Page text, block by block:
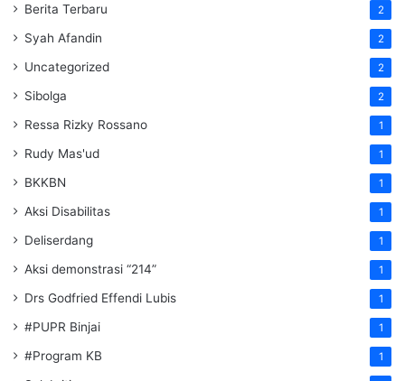
Berita Terbaru 2
Syah Afandin 2
Uncategorized 2
Sibolga 2
Ressa Rizky Rossano 1
Rudy Mas'ud 1
BKKBN 1
Aksi Disabilitas 1
Deliserdang 1
Aksi demonstrasi “214” 1
Drs Godfried Effendi Lubis 1
#PUPR Binjai 1
#Program KB 1